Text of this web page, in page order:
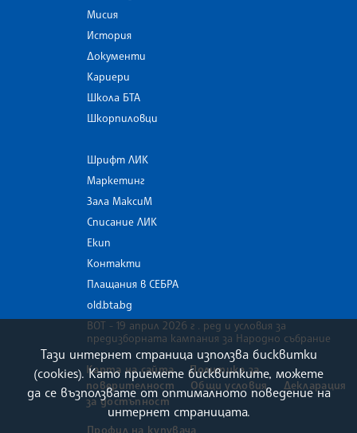
Мисия
История
Документи
Кариери
Школа БТА
Шкорпиловци
Шрифт ЛИК
Маркетинг
Зала МаксиМ
Списание ЛИК
Екип
Контакти
Плащания в СЕБРА
old.bta.bg
ВОТ - 19 април 2026 г . ред и условия за
предизборната кампания за Народно събрание
Карта на сайта
Политика за
поверителност
Общи условия
Декларация
за достъпност
Профил на купувача
Тази интернет страница използва бисквитки
(cookies). Като приемете бисквитките, можете
да се възползвате от оптималното поведение на
интернет страницата.